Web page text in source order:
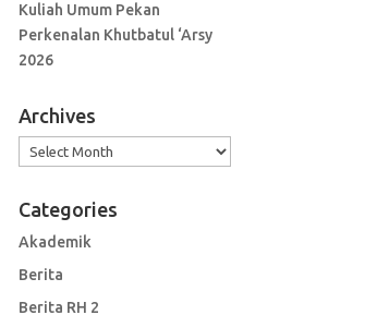
Kuliah Umum Pekan
Perkenalan Khutbatul ‘Arsy
2026
Archives
Archives
Categories
Akademik
Berita
Berita RH 2